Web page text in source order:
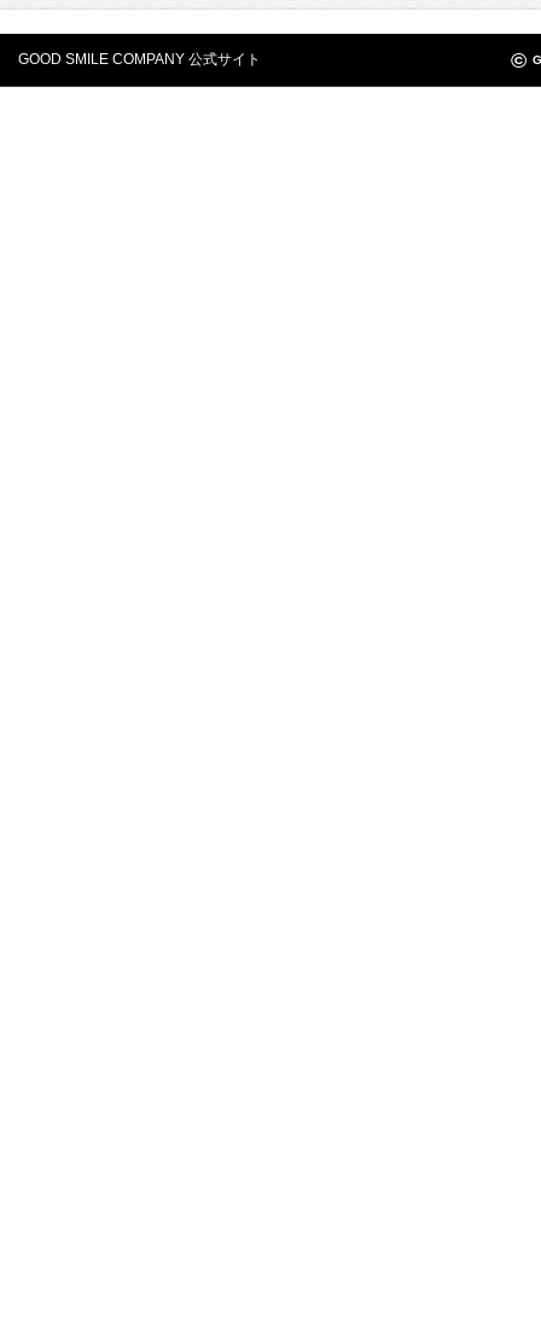
GOOD SMILE COMPANY 公式サイト ©